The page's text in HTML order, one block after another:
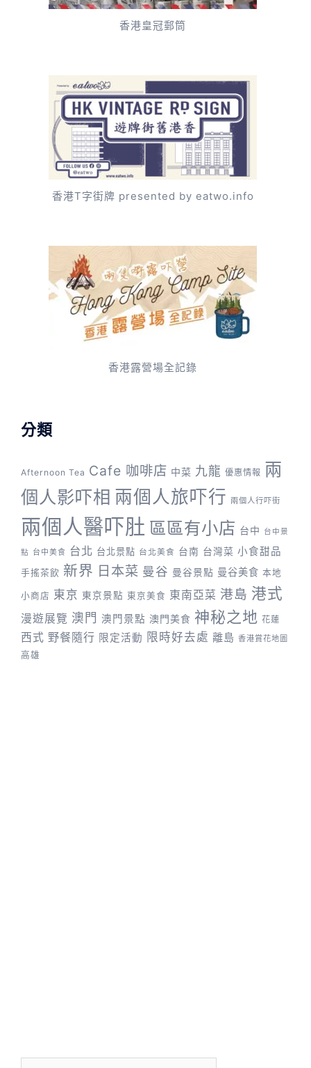
香港皇冠郵筒
香港T字街牌 presented by eatwo.info
香港露營場全記錄
分類
Afternoon Tea Cafe 咖啡店 中菜 九龍 優惠情報 兩
個人影吓相 兩個人旅吓行 兩個人行吓街
兩個人醫吓肚 區區有小店 台中 台中景
點 台中美食 台北 台北景點 台北美食 台南 台灣菜 小食甜品
手搖茶飲 新界 日本菜 曼谷 曼谷景點 曼谷美食 本地
小商店 東京 東京景點 東京美食 東南亞菜 港島 港式
漫遊展覽 澳門 澳門景點 澳門美食 神秘之地 花蓮
西式 野餐隨行 限定活動 限時好去處 離島 香港賞花地圖
高雄